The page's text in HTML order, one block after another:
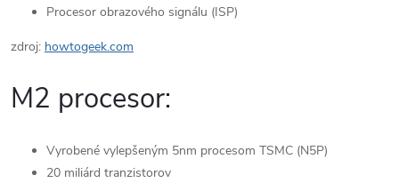
Procesor obrazového signálu (ISP)
zdroj: howtogeek.com
M2 procesor:
Vyrobené vylepšeným 5nm procesom TSMC (N5P)
20 miliárd tranzistorov